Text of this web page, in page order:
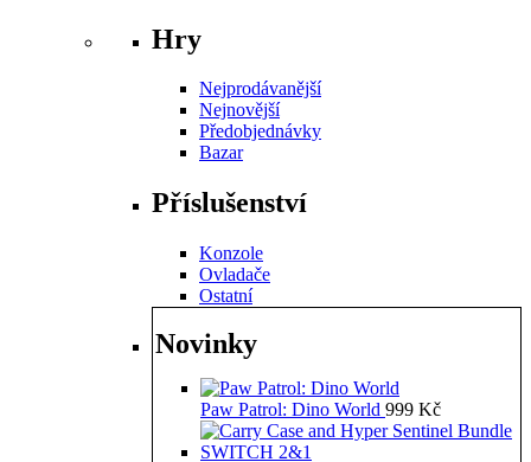
Hry
Nejprodávanější
Nejnovější
Předobjednávky
Bazar
Příslušenství
Konzole
Ovladače
Ostatní
Novinky
Paw Patrol: Dino World 999 Kč